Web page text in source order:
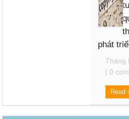
phát
Tháng
| 0
Read